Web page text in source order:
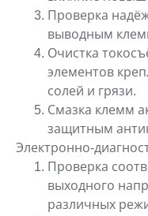
Проверка
выводным
Очистка
элементов
солей и грязи.
Смазка клемм
защитным
Электронно-
Проверка
выходного
различных